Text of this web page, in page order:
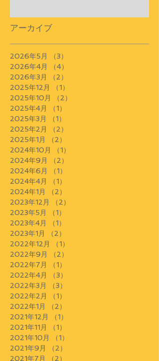
アーカイブ
2026年5月 （3）
2026年4月
（4）
2026年3月
（2）
2025年12月
（1）
2025年10月
（2）
2025年4月
（1）
2025年3月
（1）
2025年2月
（2）
2025年1月
（2）
2024年10月
（1）
2024年9月
（2）
2024年6月
（1）
2024年4月
（1）
2024年1月
（2）
2023年12月
（2）
2023年5月
（1）
2023年4月
（1）
2023年1月
（2）
2022年12月
（1）
2022年9月
（2）
2022年7月
（1）
2022年4月
（3）
2022年3月
（3）
2022年2月
（1）
2022年1月
（2）
2021年12月
（1）
2021年11月
（1）
2021年10月
（1）
2021年9月
（2）
2021年7月
（2）